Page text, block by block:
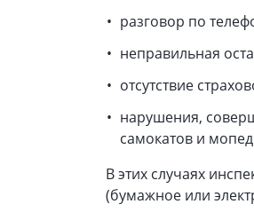
разговор по
неправильная
отсутствие
нарушения,
самокатов и
В этих случаях
(бумажное или